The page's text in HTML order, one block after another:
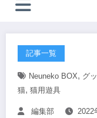
記事一覧
Neuneko BOX, グ
猫, 猫用遊具
編集部 2022